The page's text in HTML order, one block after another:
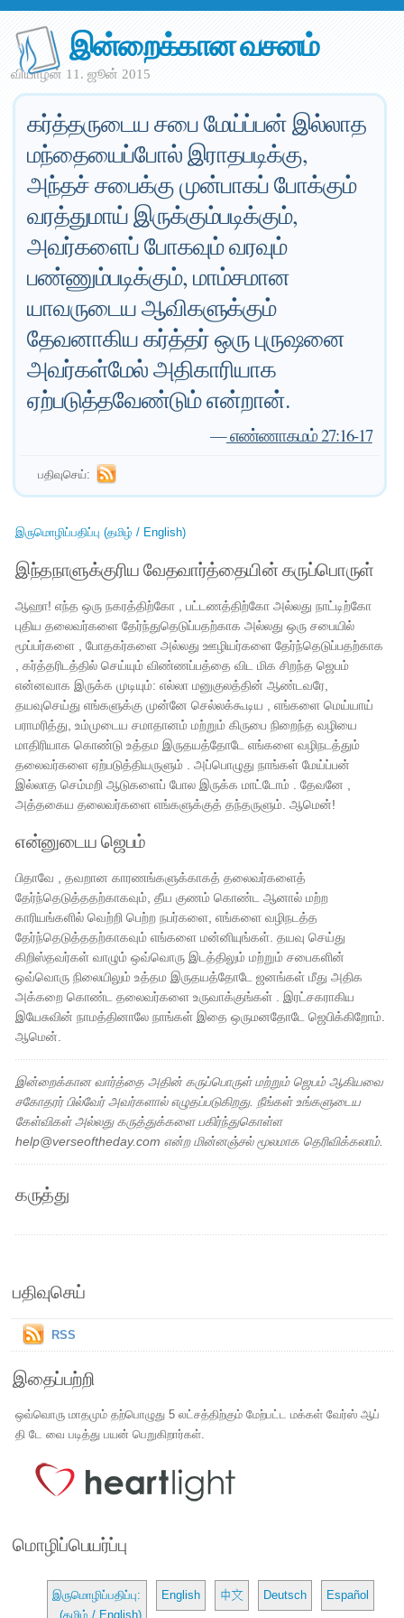
இன்றைக்கான வசனம்
வியாழன் 11. ஜூன் 2015
கர்த்தருடைய சபை மேய்ப்பன் இல்லாத
மந்தையைப்போல் இராதபடிக்கு,
அந்தச் சபைக்கு முன்பாகப் போக்கும்
வரத்துமாய் இருக்கும்படிக்கும்,
அவர்களைப் போகவும் வரவும்
பண்ணும்படிக்கும், மாம்சமான
யாவருடைய ஆவிகளுக்கும்
தேவனாகிய கர்த்தர் ஒரு புருஷனை
அவர்கள்மேல் அதிகாரியாக
ஏற்படுத்தவேண்டும் என்றான்.
—எண்ணாகமம் 27:16-17
பதிவுசெய்:
இருமொழிப்பதிப்பு (தமிழ் / English)
இந்தநாளுக்குரிய வேதவார்த்தையின் கருப்பொருள்
ஆஹா! எந்த ஒரு நகரத்திற்கோ , பட்டணத்திற்கோ அல்லது நாட்டிற்கோ
புதிய தலைவர்களை தேர்ந்துதெடுப்பதற்காக அல்லது ஒரு சபையில்
மூப்பர்களை , போதகர்களை அல்லது ஊழியர்களை தேர்ந்தெடுப்பதற்காக
, கர்த்தரிடத்தில் செய்யும் விண்ணப்பத்தை விட மிக சிறந்த ஜெபம்
என்னவாக இருக்க முடியும்: எல்லா மனுகுலத்தின் ஆண்டவரே,
தயவுசெய்து எங்களுக்கு முன்னே செல்லக்கூடிய , எங்களை மெய்யாய்
பராமரித்து, உம்முடைய சமாதானம் மற்றும் கிருபை நிறைந்த வழியை
மாதிரியாக கொண்டு உத்தம இருதயத்தோடே எங்களை வழிநடத்தும்
தலைவர்களை ஏற்படுத்தியருளும் . அப்பொழுது நாங்கள் மேய்ப்பன்
இல்லாத செம்மறி ஆடுகளைப் போல இருக்க மாட்டோம் . தேவனே ,
அத்தகைய தலைவர்களை எங்களுக்குத் தந்தருளும். ஆமென்!
என்னுடைய ஜெபம்
பிதாவே , தவறான காரணங்களுக்காகத் தலைவர்களைத்
தேர்ந்தெடுத்ததற்காகவும், தீய குணம் கொண்ட ஆனால் மற்ற
காரியங்களில் வெற்றி பெற்ற நபர்களை, எங்களை வழிநடத்த
தேர்ந்தெடுத்ததற்காகவும் எங்களை மன்னியுங்கள். தயவு செய்து
கிறிஸ்தவர்கள் வாழும் ஒவ்வொரு இடத்திலும் மற்றும் சபைகளின்
ஒவ்வொரு நிலையிலும் உத்தம இருதயத்தோடே ஜனங்கள் மீது அதிக
அக்கறை கொண்ட தலைவர்களை உருவாக்குங்கள் . இரட்சகராகிய
இயேசுவின் நாமத்தினாலே நாங்கள் இதை ஒருமனதோடே ஜெபிக்கிறோம்.
ஆமென்.
இன்றைக்கான வார்த்தை அதின் கருப்பொருள் மற்றும் ஜெபம் ஆகியவை
சகோதரர் பில்வேர் அவர்களால் எழுதப்படுகிறது. நீங்கள் உங்களுடைய
கேள்விகள் அல்லது கருத்துக்களை பகிர்ந்துகொள்ள
help@verseoftheday.com என்ற மின்னஞ்சல் மூலமாக தெரிவிக்கலாம்.
கருத்து
பதிவுசெய்
RSS
இதைப்பற்றி
ஒவ்வொரு மாதமும் தற்பொழுது 5 லட்சத்திற்கும் மேற்பட்ட மக்கள் வேர்ஸ் ஆப்
தி டே வை படித்து பயன் பெறுகிறார்கள்.
மொழிப்பெயர்ப்பு
இருமொழிப்பதிப்பு:
(தமிழ் / English)
English 中文 Deutsch Español